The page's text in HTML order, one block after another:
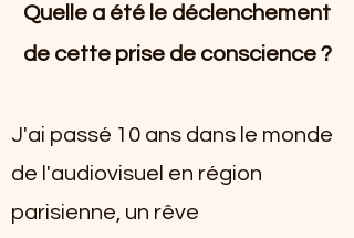
Quelle a été le déclenchement
de cette prise de conscience ?
J'ai passé 10 ans dans le monde
de l'audiovisuel en région
parisienne, un rêve